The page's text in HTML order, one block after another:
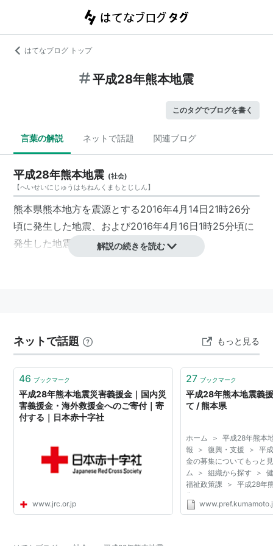
はてなブログ トップ
平成28年熊本地震
このタグでブログを書く
言葉の解説 ネットで話題 関連ブログ
平成28年熊本地震 (社会)
【へいせいにじゅうはちねんくまもとじしん】
熊本県熊本地方を震源とする2016年4月14日21時26分
頃に発生した地震、および2016年4月16日1時25分頃に
発生した地震を中心とした一連の地震。
死者64人、行方不明1人（2016年7月15日現在）。
太平洋沖地震のそれぞれ約1/15849、1/1000の規模であ
益城郡益城町で14日地震で記録したほか、16日の地震で
は上益城郡益城町に加えて阿蘇郡西原村でも震度7を記
録していたことが後日判明した。
テレビ朝日HD、報道STATION 新体制＆ AbemaTV開
日本テレビ×
松本潤( 「嵐」)
による恒例2大電波ジャック企画を中止*1
解説の続きを読む
ネットで話題 もっと見る
46 ブックマーク
平成28年熊本地震災害義援金｜国内災
害義援金・海外救援金へのご寄付｜寄
付する｜日本赤十字社
www.jrc.or.jp
27 ブックマーク
平成28年熊本地震義
て / 熊本県
ホーム ＞ 平成28年熊本
報 ＞ 復興・支援 ＞ 平
金の募集についてもっと
ム ＞ 組織から探す ＞
福祉政策課 ＞ 平成28年
集について